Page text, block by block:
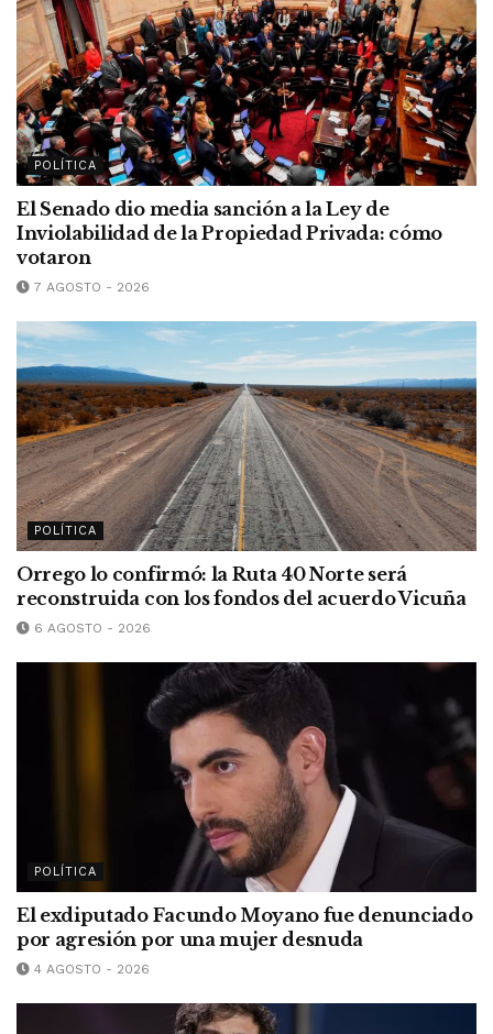
POLÍTICA
El Senado dio media sanción a la Ley de
Inviolabilidad de la Propiedad Privada: cómo
votaron
7 AGOSTO - 2026
POLÍTICA
Orrego lo confirmó: la Ruta 40 Norte será
reconstruida con los fondos del acuerdo Vicuña
6 AGOSTO - 2026
POLÍTICA
El exdiputado Facundo Moyano fue denunciado
por agresión por una mujer desnuda
4 AGOSTO - 2026